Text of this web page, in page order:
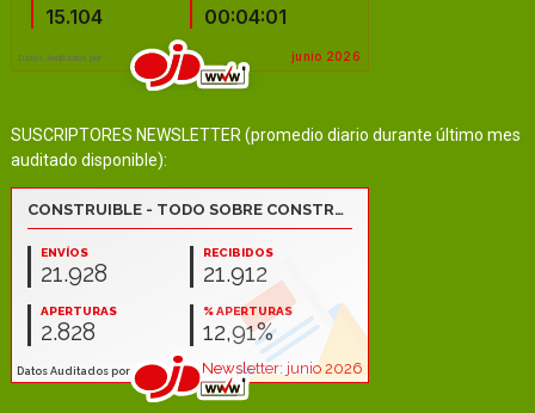
SUSCRIPTORES NEWSLETTER (promedio diario durante último mes
auditado disponible):